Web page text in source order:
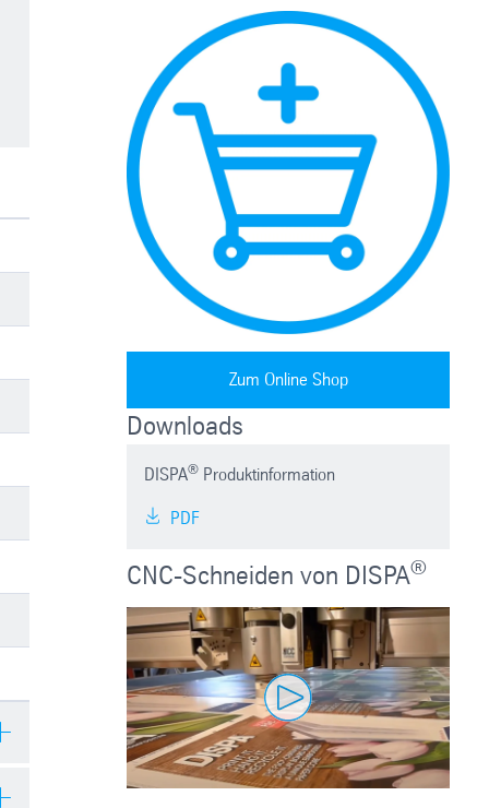
Zum Online Shop
Downloads
DISPA® Produktinformation
PDF
CNC-Schneiden von DISPA®